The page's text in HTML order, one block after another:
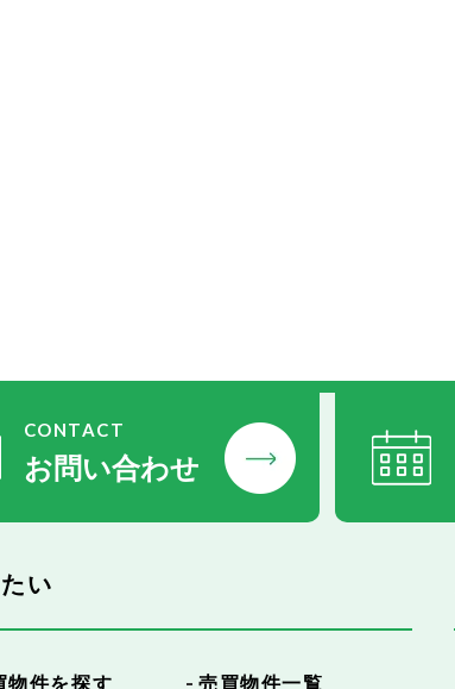
CONTACT
お問い合わせ
い
物件を探す 売買物件一覧